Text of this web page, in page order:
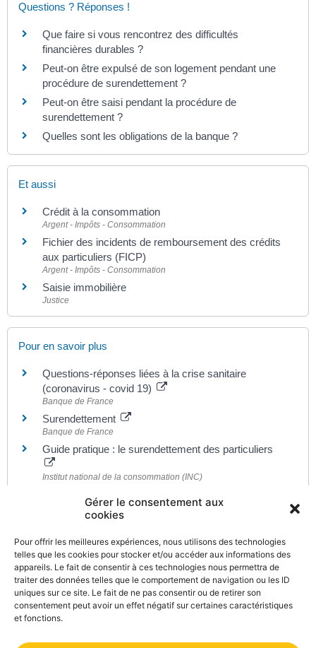
Gérer le consentement aux
cookies
Pour offrir les meilleures expériences, nous utilisons des technologies
telles que les cookies pour stocker et/ou accéder aux informations des
appareils. Le fait de consentir à ces technologies nous permettra de
traiter des données telles que le comportement de navigation ou les ID
uniques sur ce site. Le fait de ne pas consentir ou de retirer son
consentement peut avoir un effet négatif sur certaines caractéristiques
et fonctions.
Questions ? Réponses !
Que faire si vous rencontrez des difficultés
financières durables ?
Peut-on être expulsé de son logement pendant une
procédure de surendettement ?
Peut-on être saisi pendant la procédure de
surendettement ?
Quelles sont les obligations de la banque ?
Et aussi
Crédit à la consommation
Argent - Impôts - Consommation
Fichier des incidents de remboursement des crédits
aux particuliers (FICP)
Argent - Impôts - Consommation
Saisie immobilière
Justice
Pour en savoir plus
Questions-réponses liées à la crise sanitaire
(coronavirus - covid 19)
Banque de France
Surendettement
Banque de France
Guide pratique : le surendettement des particuliers
Institut national de la consommation (INC)
Banque de France
2018
Banque de France
Crédit à la consommation
Institut pour l'éducation financière du public (IEFP)